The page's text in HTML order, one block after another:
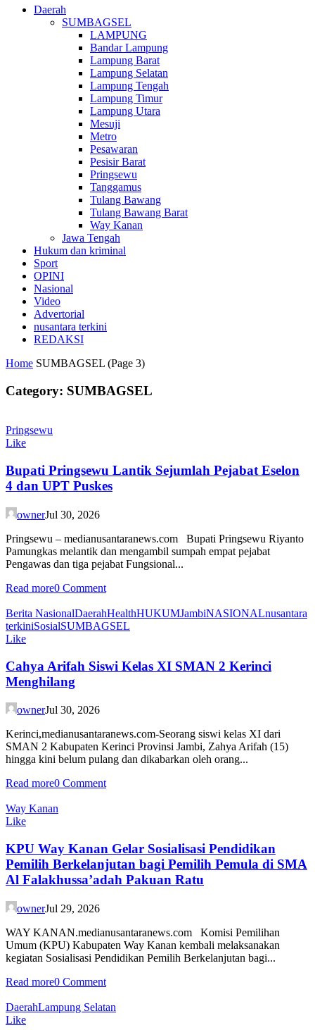
Daerah
SUMBAGSEL
LAMPUNG
Bandar Lampung
Lampung Barat
Lampung Selatan
Lampung Tengah
Lampung Timur
Lampung Utara
Mesuji
Metro
Pesawaran
Pesisir Barat
Pringsewu
Tanggamus
Tulang Bawang
Tulang Bawang Barat
Way Kanan
Jawa Tengah
Hukum dan kriminal
Sport
OPINI
Nasional
Video
Advertorial
nusantara terkini
REDAKSI
Home SUMBAGSEL (Page 3)
Category: SUMBAGSEL
Pringsewu
Like
Bupati Pringsewu Lantik Sejumlah Pejabat Eselon
4 dan UPT Puskes
ownerJul 30, 2026
Pringsewu – medianusantaranews.com Bupati Pringsewu Riyanto
Pamungkas melantik dan mengambil sumpah empat pejabat
Pengawas dan tiga pejabat Fungsional...
Read more0 Comment
Berita NasionalDaerahHealthHUKUMJambiNASIONALnusantara
terkiniSosialSUMBAGSEL
Like
Cahya Arifah Siswi Kelas XI SMAN 2 Kerinci
Menghilang
ownerJul 30, 2026
Kerinci,medianusantaranews.com-Seorang siswi kelas XI dari
SMAN 2 Kabupaten Kerinci Provinsi Jambi, Zahya Arifah (15)
hingga kini belum pulang dan dikabarkan oleh orang...
Read more0 Comment
Way Kanan
Like
KPU Way Kanan Gelar Sosialisasi Pendidikan
Pemilih Berkelanjutan bagi Pemilih Pemula di SMA
Al Falakhussa’adah Pakuan Ratu
ownerJul 29, 2026
WAY KANAN.medianusantaranews.com Komisi Pemilihan
Umum (KPU) Kabupaten Way Kanan kembali melaksanakan
kegiatan Sosialisasi Pendidikan Pemilih Berkelanjutan bagi...
Read more0 Comment
DaerahLampung Selatan
Like